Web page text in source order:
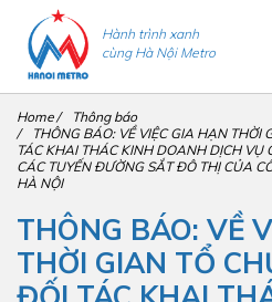
Hành trình xanh
cùng Hà Nội Metro
Home
Thông báo
THÔNG BÁO: VỀ VIỆC GIA HẠN THỜI
TÁC KHAI THÁC KINH DOANH DỊCH VỤ
CÁC TUYẾN ĐƯỜNG SẮT ĐÔ THỊ CỦA
HÀ NỘI
THÔNG BÁO: VỀ
THỜI GIAN TỔ